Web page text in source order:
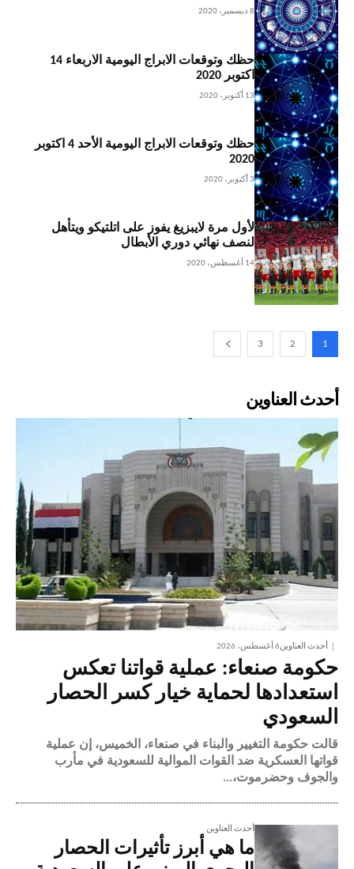
8 ديسمبر، 2020
حظك وتوقعات الابراج اليومية الاربعاء 14
اكتوبر 2020
13 أكتوبر، 2020
حظك وتوقعات الابراج اليومية الأحد 4 اكتوبر
2020
3 أكتوبر، 2020
لأول مرة لايبزيغ يفوز على اتلتيكو ويتأهل
لنصف نهائي دوري الأبطال
14 أغسطس، 2020
1
2
3
أحدث العناوين
أحدث العناوين6 أغسطس، 2026
حكومة صنعاء: عملية قواتنا تعكس
استعدادها لحماية خيار كسر الحصار
السعودي
قالت حكومة التغيير والبناء في صنعاء، الخميس، إن عملية
قواتها العسكرية ضد القوات الموالية للسعودية في مأرب
والجوف وحضرموت،...
أحدث العناوين
ما هي أبرز تأثيرات الحصار